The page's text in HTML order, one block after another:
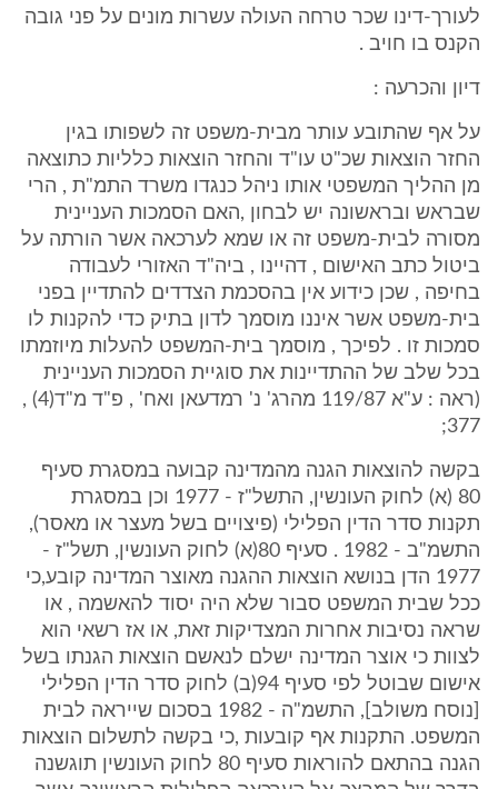
לעורך-דינו שכר טרחה העולה עשרות מונים על פני גובה
הקנס בו חויב .
דיון והכרעה :
על אף שהתובע עותר מבית-משפט זה לשפותו בגין
החזר הוצאות שכ"ט עו"ד והחזר הוצאות כלליות כתוצאה
מן ההליך המשפטי אותו ניהל כנגדו משרד התמ"ת , הרי
שבראש ובראשונה יש לבחון ,האם הסמכות העניינית
מסורה לבית-משפט זה או שמא לערכאה אשר הורתה על
ביטול כתב האישום , דהיינו , ביה"ד האזורי לעבודה
בחיפה , שכן כידוע אין בהסכמת הצדדים להתדיין בפני
בית-משפט אשר איננו מוסמך לדון בתיק כדי להקנות לו
סמכות זו . לפיכך , מוסמך בית-המשפט להעלות מיוזמתו
בכל שלב של ההתדיינות את סוגיית הסמכות העניינית
(ראה : ע"א 119/87 מהרג' נ' רמדעאן ואח' , פ"ד מ"ד(4) ,
377;
בקשה להוצאות הגנה מהמדינה קבועה במסגרת סעיף
80 (א) לחוק העונשין, התשל"ז - 1977 וכן במסגרת
תקנות סדר הדין הפלילי (פיצויים בשל מעצר או מאסר),
התשמ"ב - 1982 . סעיף 80(א) לחוק העונשין, תשל"ז -
1977 הדן בנושא הוצאות ההגנה מאוצר המדינה קובע,כי
ככל שבית המשפט סבור שלא היה יסוד להאשמה , או
שראה נסיבות אחרות המצדיקות זאת, או אז רשאי הוא
לצוות כי אוצר המדינה ישלם לנאשם הוצאות הגנתו בשל
אישום שבוטל לפי סעיף 94(ב) לחוק סדר הדין הפלילי
[נוסח משולב], התשמ"ה - 1982 בסכום שייראה לבית
המשפט. התקנות אף קובעות ,כי בקשה לתשלום הוצאות
הגנה בהתאם להוראות סעיף 80 לחוק העונשין תוגשנה